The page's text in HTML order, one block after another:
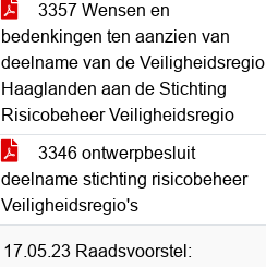
3357 Wensen en
bedenkingen ten aanzien van
deelname van de Veiligheidsregio
Haaglanden aan de Stichting
Risicobeheer Veiligheidsregio
3346 ontwerpbesluit
deelname stichting risicobeheer
Veiligheidsregio's
17.05.23 Raadsvoorstel: